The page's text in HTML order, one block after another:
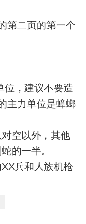
第二页的第一个
位，建议不要造
主力单位是蟑螂
空以外，其他
的一半。
兵和人族机枪